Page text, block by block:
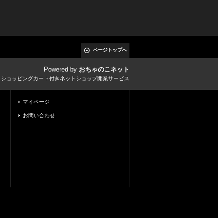
ページトップへ
Powered by おちゃのこネット
ョッピングカート付きネットショップ開業サービス
マイページ
お問い合わせ